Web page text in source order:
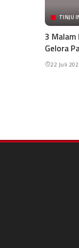
TINJU
3 Malam
Gelora
22 Juli